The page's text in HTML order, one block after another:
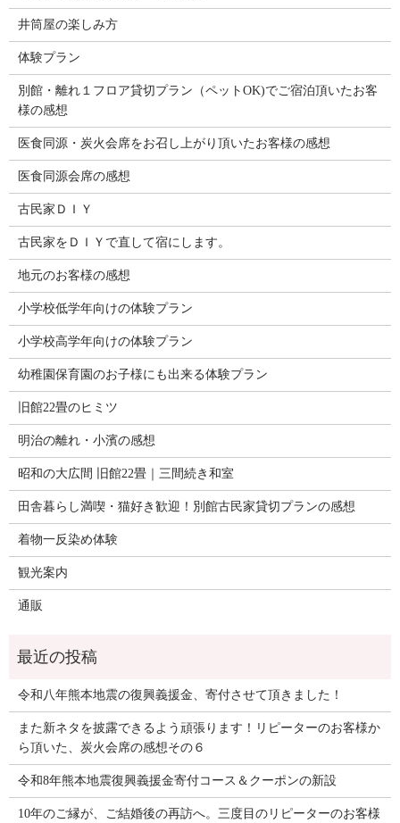
井筒屋の楽しみ方
体験プラン
別館・離れ１フロア貸切プラン（ペットOK)でご宿泊頂いたお客
様の感想
医食同源・炭火会席をお召し上がり頂いたお客様の感想
医食同源会席の感想
古民家ＤＩＹ
古民家をＤＩＹで直して宿にします。
地元のお客様の感想
小学校低学年向けの体験プラン
小学校高学年向けの体験プラン
幼稚園保育園のお子様にも出来る体験プラン
旧館22畳のヒミツ
明治の離れ・小濱の感想
昭和の大広間 旧館22畳｜三間続き和室
田舎暮らし満喫・猫好き歓迎！別館古民家貸切プランの感想
着物一反染め体験
観光案内
通販
令和八年熊本地震の復興義援金、寄付させて頂きました！
また新ネタを披露できるよう頑張ります！リピーターのお客様か
ら頂いた、炭火会席の感想その６
令和8年熊本地震復興義援金寄付コース＆クーポンの新設
10年のご縁が、ご結婚後の再訪へ。三度目のリピーターのお客様